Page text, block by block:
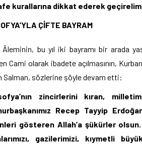
kurallarına dikkat ederek
ÇİFTE BAYRAM
bu yıl iki bayramı bir arada
Cami olarak ibadete açılmasının,
Salman, sözlerine şöyle devam etti:
zincirlerini kıran,
Recep Tayyip
gösteren Allah’a şükürler
gazilerimizi, kıymetli